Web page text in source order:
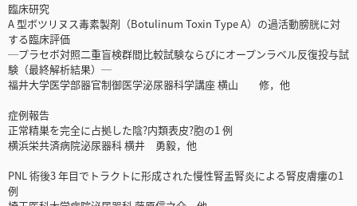
臨床研究
A 型ボツリヌス毒素製剤（Botulinum Toxin Type A）の過活動膀胱に対
する臨床評価
─プラセボ対照二重盲検群間比較試験ならびにオープンラベル反復投与試
験（最終解析結果）─
福井大学医学部器官制御医学泌尿器科学講座 横山 修，他
症例報告
正常精巣を完全に占拠した陰?内類表皮?胞の1 例
横浜栄共済病院泌尿器科 横井 勇毅，他
PNL 術後3 年目でトラクトに形成された慢性腎盂腎炎による腎皮膚瘻の1
例